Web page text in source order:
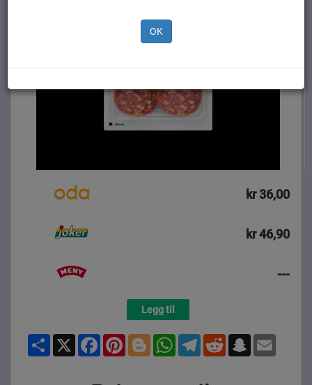
kr 36,00
kr 46,90
---
Legg til
Share X FacebookPinterestBloggerWhatsAppTelegramReddit Snapchat
OK